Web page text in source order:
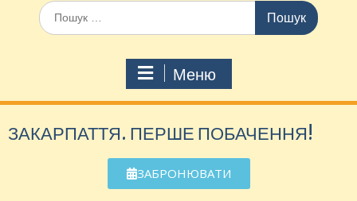
Меню
ЗАКАРПАТТЯ. ПЕРШЕ ПОБАЧЕННЯ!
ЗАБРОНЮВАТИ